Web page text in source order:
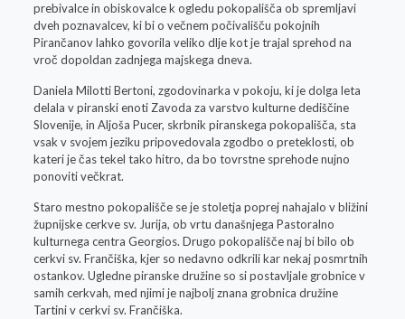
prebivalce in obiskovalce k ogledu pokopališča ob spremljavi
dveh poznavalcev, ki bi o večnem počivališču pokojnih
Pirančanov lahko govorila veliko dlje kot je trajal sprehod na
vroč dopoldan zadnjega majskega dneva.
Daniela Milotti Bertoni, zgodovinarka v pokoju, ki je dolga leta
delala v piranski enoti Zavoda za varstvo kulturne dediščine
Slovenije, in Aljoša Pucer, skrbnik piranskega pokopališča, sta
vsak v svojem jeziku pripovedovala zgodbo o preteklosti, ob
kateri je čas tekel tako hitro, da bo tovrstne sprehode nujno
ponoviti večkrat.
Staro mestno pokopališče se je stoletja poprej nahajalo v bližini
župnijske cerkve sv. Jurija, ob vrtu današnjega Pastoralno
kulturnega centra Georgios. Drugo pokopališče naj bi bilo ob
cerkvi sv. Frančiška, kjer so nedavno odkrili kar nekaj posmrtnih
ostankov. Ugledne piranske družine so si postavljale grobnice v
samih cerkvah, med njimi je najbolj znana grobnica družine
Tartini v cerkvi sv. Frančiška.